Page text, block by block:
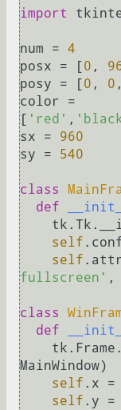
import
num = 4
posx = [0 ,
posy = [0 , 0
color =
[ 'red' ,
sx = 960
sy = 540
class
def
self
self
fullscreen' ,
class
def
MainWindow)
self .x =
self .y =